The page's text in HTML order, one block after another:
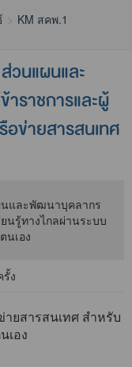
KM สคพ.1
นแผนและ
ราชการและผู้
อข่ายสารสนเทศ
ง
ายสารสนเทศ สำหรับ
เอง